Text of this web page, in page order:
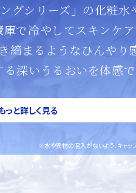
グシリーズ」の化粧水
で冷やしてスキンケア
締まるようなひんやり
深いうるおいを体感で
っと詳しく見る
※水や異物の混入がないよう、キャッ